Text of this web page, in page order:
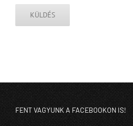
FENT VAGYUNK A FACEBOOKON IS!